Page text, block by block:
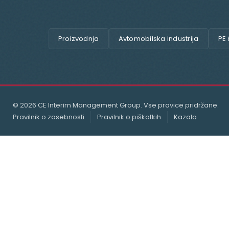
Proizvodnja Avtomobilska industrija PE
© 2026 CE Interim Management Group. Vse pravice pridržane.
Pravilnik o zasebnosti
Pravilnik o piškotkih Kazalo